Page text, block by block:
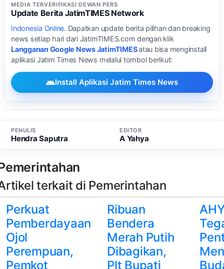
MEDIA TERVERIFIKASI DEWAN PERS
Update Berita JatimTIMES Network
Indonesia Online. Dapatkan update berita pilihan dan breaking
news setiap hari dari JatimTIMES.com dengan klik
Langganan Google News JatimTIMESatau bisa menginstall
aplikasi Jatim Times News melalui tombol berikut:
Install Aplikasi Jatim Times News
PENULIS
Hendra Saputra
EDITOR
A Yahya
terkait di Pemerintahan
Perkuat
Pemberdayaan
Ojol
Perempuan,
Pemkot
Ribuan
Bendera
Merah Putih
Dibagikan,
Plt Bupati